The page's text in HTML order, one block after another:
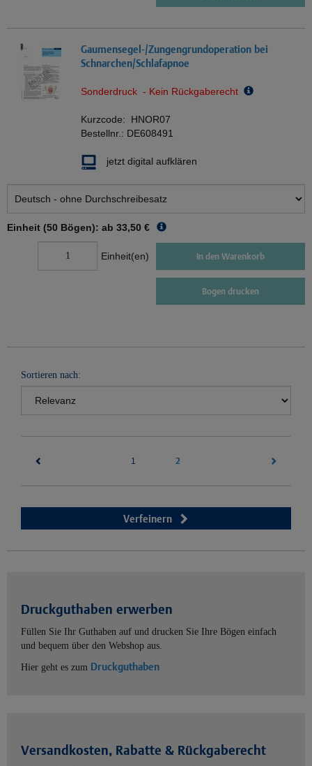
Gaumensegel-/Zungengrundoperation bei
Schnarchen/Schlafapnoe
Sonderdruck - Kein Rückgaberecht
Kurzcode: HNOR07
Bestellnr.: DE608491
jetzt digital aufklären
Einheit (50 Bögen): ab 33,50 €
Einheit(en) In den Warenkorb
Bogen drucken
Sortieren nach:
1 2
Verfeinern
Druckguthaben erwerben
Füllen Sie Ihr Guthaben auf und drucken Sie Ihre Bögen einfach
und bequem über den Webshop aus.
Hier geht es zum Druckguthaben
Versandkosten, Rabatte & Rückgaberecht